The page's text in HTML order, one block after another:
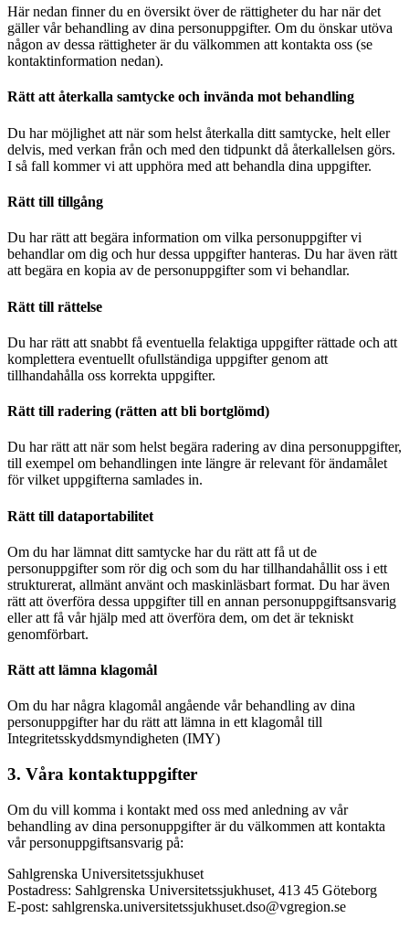
Här nedan finner du en översikt över de rättigheter du har när det
gäller vår behandling av dina personuppgifter. Om du önskar utöva
någon av dessa rättigheter är du välkommen att kontakta oss (se
kontaktinformation nedan).
Rätt att återkalla samtycke och invända mot behandling
Du har möjlighet att när som helst återkalla ditt samtycke, helt eller
delvis, med verkan från och med den tidpunkt då återkallelsen görs.
I så fall kommer vi att upphöra med att behandla dina uppgifter.
Rätt till tillgång
Du har rätt att begära information om vilka personuppgifter vi
behandlar om dig och hur dessa uppgifter hanteras. Du har även rätt
att begära en kopia av de personuppgifter som vi behandlar.
Rätt till rättelse
Du har rätt att snabbt få eventuella felaktiga uppgifter rättade och att
komplettera eventuellt ofullständiga uppgifter genom att
tillhandahålla oss korrekta uppgifter.
Rätt till radering (rätten att bli bortglömd)
Du har rätt att när som helst begära radering av dina personuppgifter,
till exempel om behandlingen inte längre är relevant för ändamålet
för vilket uppgifterna samlades in.
Rätt till dataportabilitet
Om du har lämnat ditt samtycke har du rätt att få ut de
personuppgifter som rör dig och som du har tillhandahållit oss i ett
strukturerat, allmänt använt och maskinläsbart format. Du har även
rätt att överföra dessa uppgifter till en annan personuppgiftsansvarig
eller att få vår hjälp med att överföra dem, om det är tekniskt
genomförbart.
Rätt att lämna klagomål
Om du har några klagomål angående vår behandling av dina
personuppgifter har du rätt att lämna in ett klagomål till
Integritetsskyddsmyndigheten (IMY)
3. Våra kontaktuppgifter
Om du vill komma i kontakt med oss med anledning av vår
behandling av dina personuppgifter är du välkommen att kontakta
vår personuppgiftsansvarig på:
Sahlgrenska Universitetssjukhuset
Postadress: Sahlgrenska Universitetssjukhuset, 413 45 Göteborg
E-post: sahlgrenska.universitetssjukhuset.dso@vgregion.se